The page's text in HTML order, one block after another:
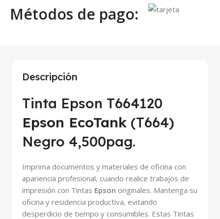
Métodos de pago:
Descripción
Tinta Epson T664120
Epson EcoTank (T664)
Negro 4,500pag.
Imprima documentos y materiales de oficina con
apariencia profesional, cuando realice trabajos de
impresión con Tintas Epson originales. Mantenga su
oficina y residencia productiva, evitando
desperdicio de tiempo y consumibles. Estas Tintas